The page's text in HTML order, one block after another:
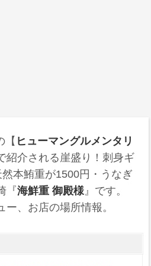
【 ヒューマングルメンタリ
紹介される崖盛り！刺身ギ
本鮪重が1500円・うなぎ
『海鮮重 御殿様』です。
、お店の場所情報。